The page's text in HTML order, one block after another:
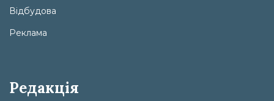
Відбудова
Реклама
Редакція